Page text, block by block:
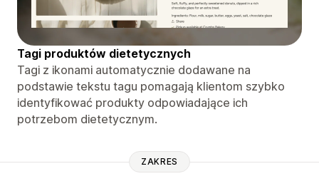
Tagi produktów dietetycznych
Tagi z ikonami automatycznie dodawane na
podstawie tekstu tagu pomagają klientom szybko
identyfikować produkty odpowiadające ich
potrzebom dietetycznym.
ZAKRES